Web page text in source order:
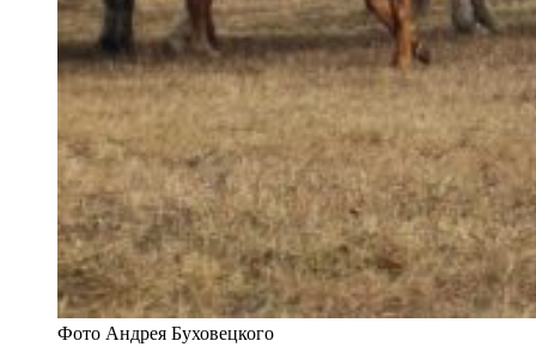
Фото Андрея Буховецкого